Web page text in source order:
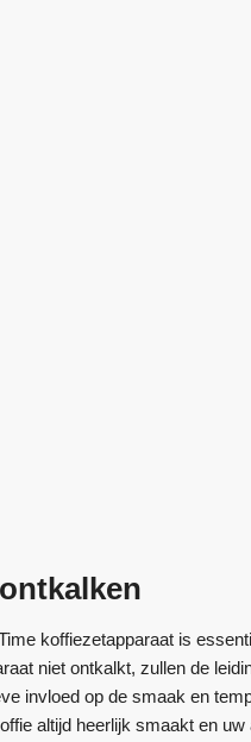
koffiezetapparaat is
niet ontkalkt, zullen de
invloed op de smaak en
altijd heerlijk smaakt en